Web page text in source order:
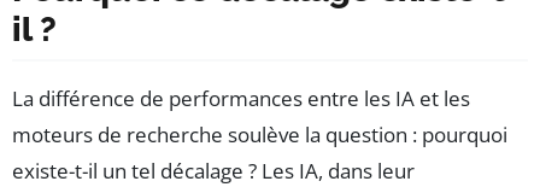
il ?
La différence de performances entre les IA et les
moteurs de recherche soulève la question : pourquoi
existe-t-il un tel décalage ? Les IA, dans leur